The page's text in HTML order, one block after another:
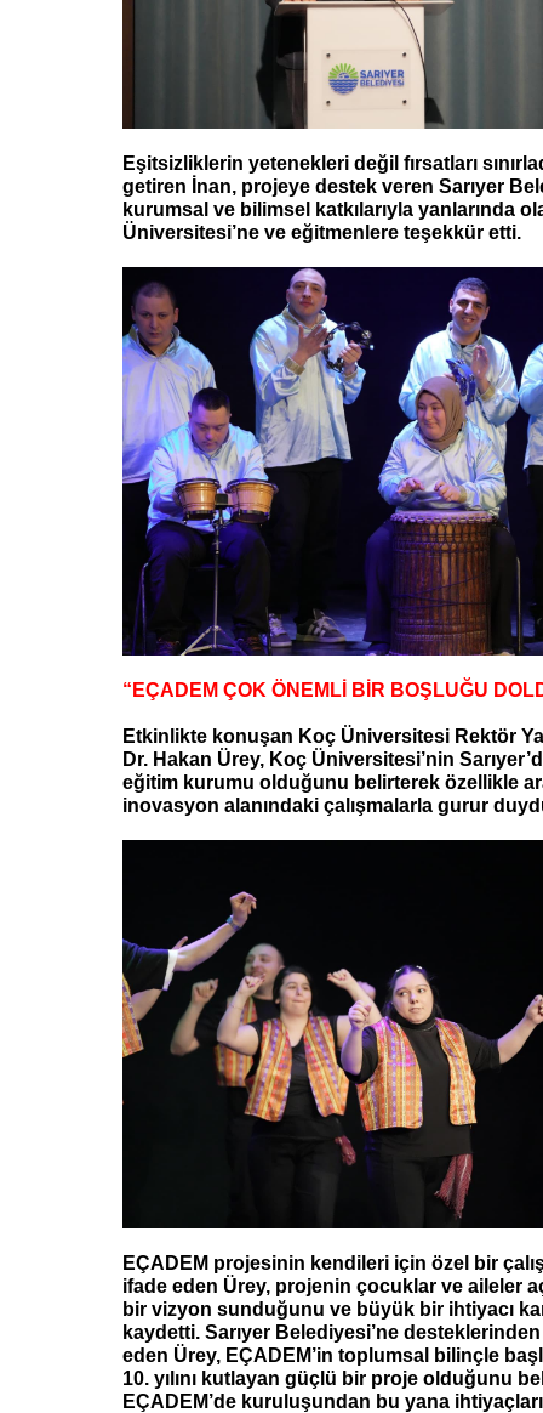
Eşitsizliklerin yetenekleri değil fırsatları
getiren İnan, projeye destek veren Sarıyer
kurumsal ve bilimsel katkılarıyla yanlarında
Üniversitesi’ne ve eğitmenlere teşekkür etti.
“EÇADEM ÇOK ÖNEMLİ BİR BOŞLUĞU
Etkinlikte konuşan Koç Üniversitesi Rektör
Dr. Hakan Ürey, Koç Üniversitesi’nin
eğitim kurumu olduğunu belirterek özellikle
inovasyon alanındaki çalışmalarla gurur
EÇADEM projesinin kendileri için özel bir
ifade eden Ürey, projenin çocuklar ve aileler
bir vizyon sunduğunu ve büyük bir ihtiyacı
kaydetti. Sarıyer Belediyesi’ne
eden Ürey, EÇADEM’in toplumsal bilinçle
10. yılını kutlayan güçlü bir proje olduğunu
EÇADEM’de kuruluşundan bu yana